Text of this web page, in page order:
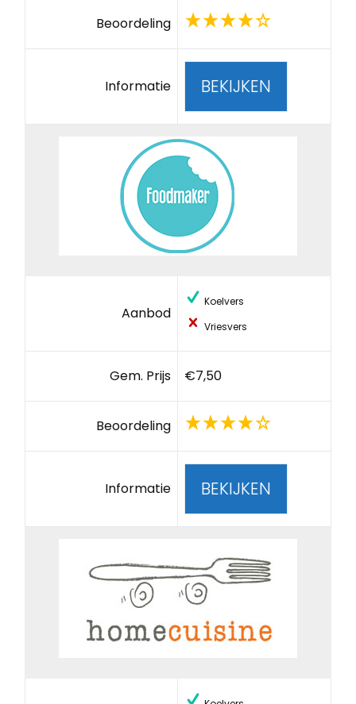
Beoordeling
Informatie BEKIJKEN
Aanbod
Koelvers
Vriesvers
Gem. Prijs €7,50
Beoordeling
Informatie BEKIJKEN